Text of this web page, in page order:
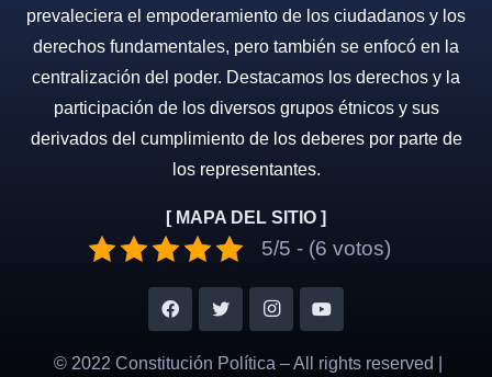
prevaleciera el empoderamiento de los ciudadanos y los
derechos fundamentales, pero también se enfocó en la
centralización del poder. Destacamos los derechos y la
participación de los diversos grupos étnicos y sus
derivados del cumplimiento de los deberes por parte de
los representantes.
[ MAPA DEL SITIO ]
5/5 - (6 votos)
© 2022 Constitución Política – All rights reserved |